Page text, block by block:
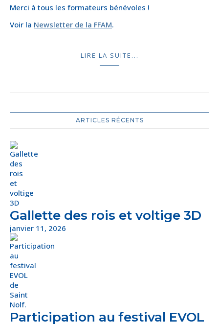
Merci à tous les formateurs bénévoles !
Voir la Newsletter de la FFAM.
LIRE LA SUITE...
ARTICLES RÉCENTS
Gallette des rois et voltige 3D
janvier 11, 2026
Participation au festival EVOL